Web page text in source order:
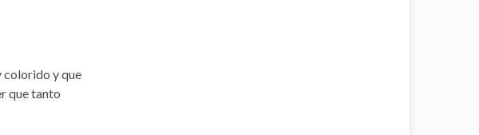
colorido y que
que tanto